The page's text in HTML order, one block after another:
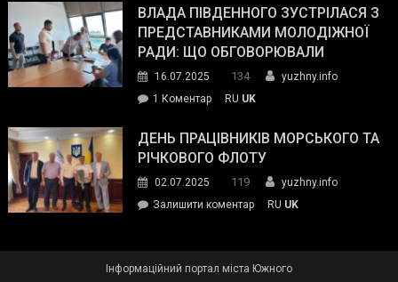
окупанти.
Маємо
діяти
команда
Південного
провів
інспекцію
укриття
ВЛАДА ПІВДЕННОГО ЗУСТРІЛАСЯ З
ПРЕДСТАВНИКАМИ МОЛОДІЖНОЇ
РАДИ: ЩО ОБГОВОРЮВАЛИ
16.07.2025 134
yuzhny.info
1 Коментардо
Південного
зустрілася
представниками
молодіжної
обговорювали
RU UK
ДЕНЬ ПРАЦІВНИКІВ МОРСЬКОГО ТА
РІЧКОВОГО ФЛОТУ
02.07.2025 119
yuzhny.info
Залишити коментарon
RU UK
Інформаційний портал міста Южного